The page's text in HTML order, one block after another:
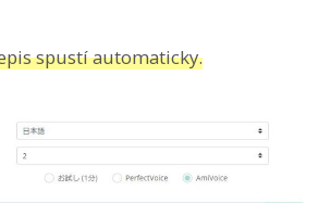
spustí automaticky.